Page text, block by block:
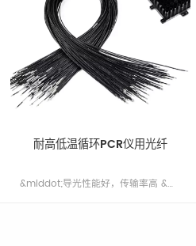
耐高低温循环PCR仪用光纤
&middot;导光性能好，传输率高 &middot;坚实耐用，稳定性高 &middot;原装进口高品质光纤 &middot;提供OEM & ODM 服务